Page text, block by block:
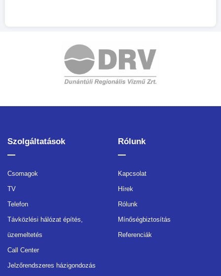
Szolgáltatások
Csomagok
TV
Telefon
Távközlési hálózat építés,
üzemeltetés
Call Center
Jelzőrendszeres házigondozás
Rólunk
Kapcsolat
Hírek
Rólunk
Mínőségbiztosítás
Referenciák